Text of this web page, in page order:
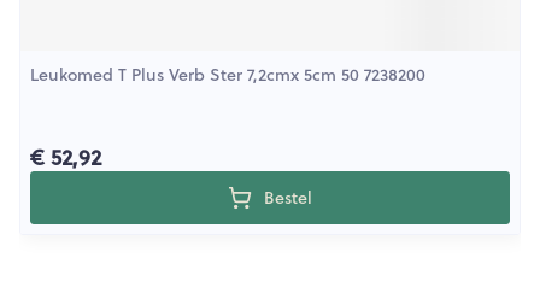
Leukomed T Plus Verb Ster 7,2cmx 5cm 50 7238200
€ 52,92
Bestel